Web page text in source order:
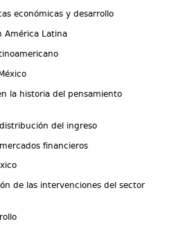
económicas y desarrollo
América Latina
la historia del pensamiento
del ingreso
financieros
de las intervenciones del sector